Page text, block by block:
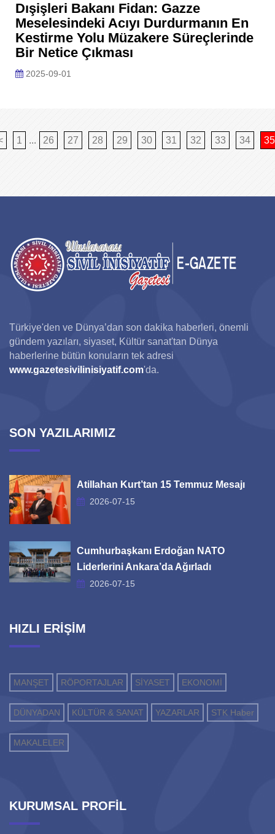
Dışişleri Bakanı Fidan: Gazze
Meselesindeki Acıyı Durdurmanın En
Kestirme Yolu Müzakere Süreçlerinde
Bir Netice Çıkması
2025-09-01
1 ... 26 27 28 29 30 31 32 33 34 35
Türkiye'den ve Dünya’dan son dakika haberleri, önemli
gündem yazıları, siyaset, Kültür sanat'tan Dünya
haberlerine bütün konuların tek adresi
www.gazetesivilinisiyatif.com'da.
SON YAZILARIMIZ
Atillahan Kurt’tan 15 Temmuz Mesajı
2026-07-15
Cumhurbaşkanı Erdoğan NATO
Liderlerini Ankara’da Ağırladı
2026-07-15
HIZLI ERİŞİM
MANŞET RÖPORTAJLAR SİYASET EKONOMİ
DÜNYADAN KÜLTÜR & SANAT YAZARLAR STK Haber
MAKALELER
KURUMSAL PROFİL